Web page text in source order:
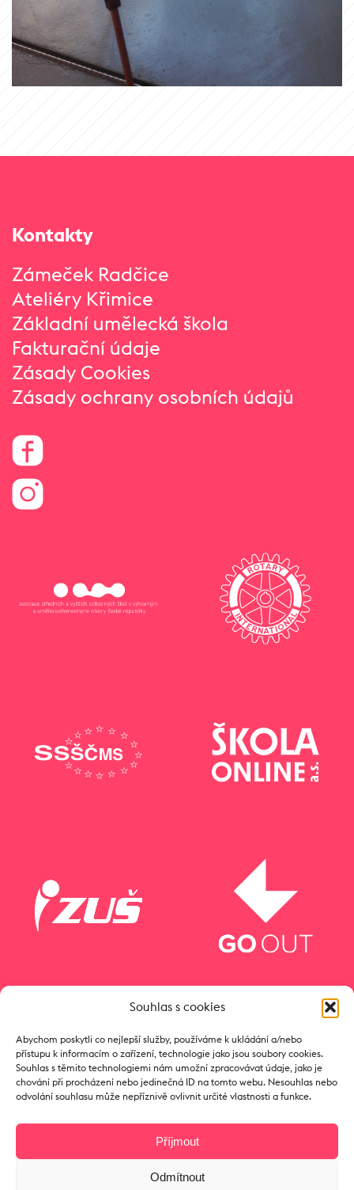
Souhlas s cookies
Abychom poskytli co nejlepší služby, používáme k ukládání a/nebo
přístupu k informacím o zařízení, technologie jako jsou soubory cookies.
Souhlas s těmito technologiemi nám umožní zpracovávat údaje, jako je
chování při procházení nebo jedinečná ID na tomto webu. Nesouhlas nebo
odvolání souhlasu může nepříznivě ovlivnit určité vlastnosti a funkce.
Příjmout
Odmítnout
Kontakty
Zámeček Radčice
Ateliéry Křimice
Základní umělecká škola
Fakturační údaje
Zásady Cookies
Zásady ochrany osobních údajů